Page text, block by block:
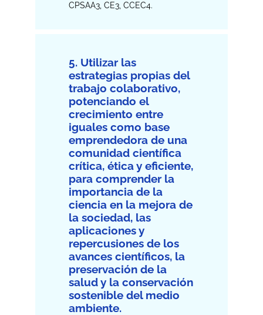
CPSAA3, CE3, CCEC4.
5. Utilizar las
estrategias propias del
trabajo colaborativo,
potenciando el
crecimiento entre
iguales como base
emprendedora de una
comunidad científica
crítica, ética y eficiente,
para comprender la
importancia de la
ciencia en la mejora de
la sociedad, las
aplicaciones y
repercusiones de los
avances científicos, la
preservación de la
salud y la conservación
sostenible del medio
ambiente.